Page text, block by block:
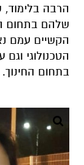
הרבה
שלהם בתחום
הקשיים עמם
הטכנולוגי
בתחום החינוך.